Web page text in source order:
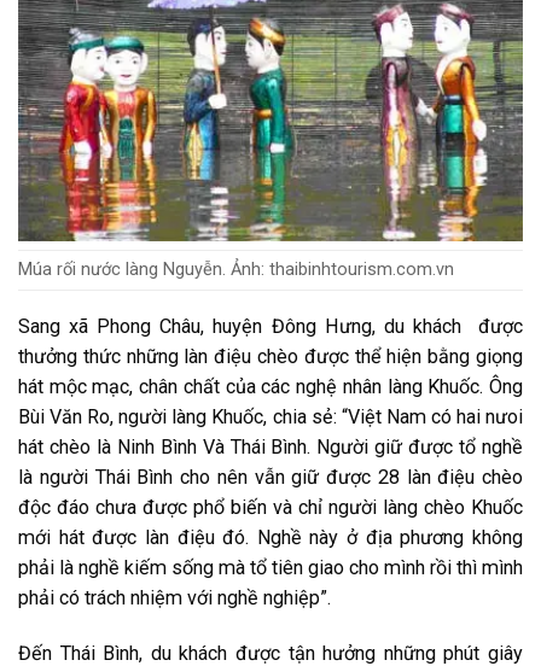
Múa rối nước làng Nguyễn. Ảnh: thaibinhtourism.com.vn
Sang xã Phong Châu, huyện Đông Hưng, du khách được
thưởng thức những làn điệu chèo được thể hiện bằng giọng
hát mộc mạc, chân chất của các nghệ nhân làng Khuốc. Ông
Bùi Văn Ro, người làng Khuốc, chia sẻ: “Việt Nam có hai nưoi
hát chèo là Ninh Bình Và Thái Bình. Người giữ được tổ nghề
là người Thái Bình cho nên vẫn giữ được 28 làn điệu chèo
độc đáo chưa được phổ biến và chỉ người làng chèo Khuốc
mới hát được làn điệu đó. Nghề này ở địa phương không
phải là nghề kiếm sống mà tổ tiên giao cho mình rồi thì mình
phải có trách nhiệm với nghề nghiệp”.
Đến Thái Bình, du khách được tận hưởng những phút giây